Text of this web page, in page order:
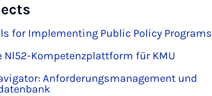
for Implementing Public Policy Programs
Nl52-Kompetenzplattform für KMU
Anforderungsmanagement und